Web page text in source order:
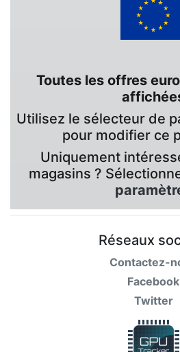
Toutes les offres
Utilisez le sélecteur de
pour modifier ce
Uniquement
magasins ?
Réseaux
Contactez-
Facebook
Twitter